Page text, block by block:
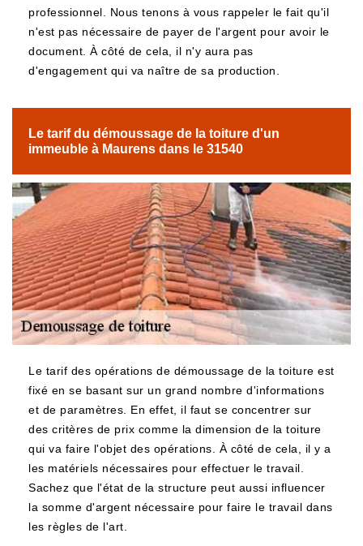
professionnel. Nous tenons à vous rappeler le fait qu'il
n'est pas nécessaire de payer de l'argent pour avoir le
document. À côté de cela, il n'y aura pas
d'engagement qui va naître de sa production.
Le tarif du démoussage de la toiture d'un
immeuble à Maurens dans le 31540
Le tarif des opérations de démoussage de la toiture est
fixé en se basant sur un grand nombre d'informations
et de paramètres. En effet, il faut se concentrer sur
des critères de prix comme la dimension de la toiture
qui va faire l'objet des opérations. À côté de cela, il y a
les matériels nécessaires pour effectuer le travail.
Sachez que l'état de la structure peut aussi influencer
la somme d'argent nécessaire pour faire le travail dans
les règles de l'art.